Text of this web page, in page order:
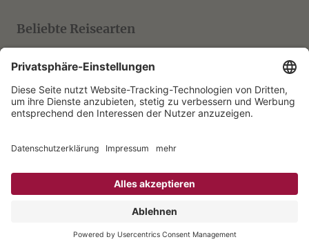
Beliebte Reisearten
TARUK Klassik
TARUK Entdecker
TARUK Aktiv
TARUK Muße
Rechtliches